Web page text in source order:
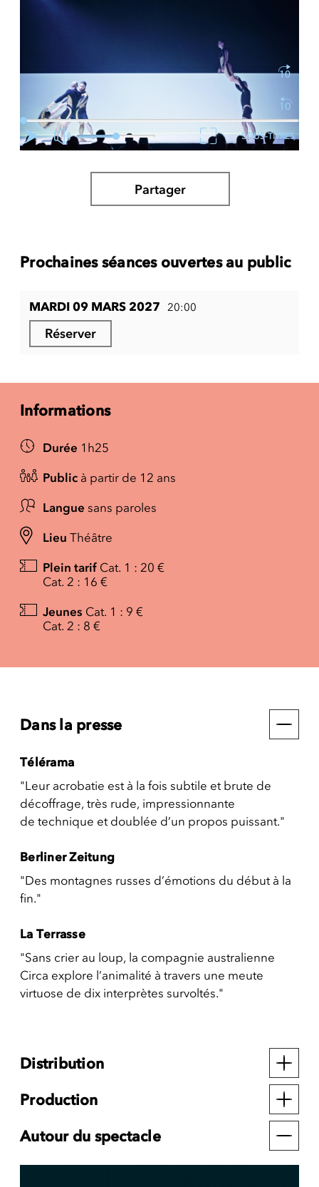
SOUS-TITRES
Partager
Prochaines séances ouvertes au public
MARDI 09 MARS 2027 20:00
Réserver
Informations
Durée 1h25
Public à partir de 12 ans
Langue sans paroles
Lieu Théâtre
Plein tarif Cat. 1 : 20 €
Cat. 2 : 16 €
Jeunes Cat. 1 : 9 €
Cat. 2 : 8 €
Dans la presse
Télérama
"Leur acrobatie est à la fois subtile et brute de
décoffrage, très rude, impressionnante
de technique et doublée d’un propos puissant."
Berliner Zeitung
"Des montagnes russes d’émotions du début à la
fin."
La Terrasse
"Sans crier au loup, la compagnie australienne
Circa explore l’animalité à travers une meute
virtuose de dix interprètes survoltés."
Distribution
Production
Autour du spectacle